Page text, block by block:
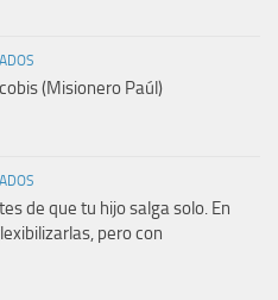
(Misionero Paúl)
de que tu hijo salga solo. En
pero con